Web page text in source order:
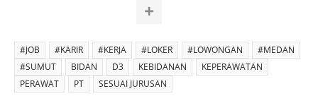
#JOB #KARIR #KERJA #LOKER #LOWONGAN
#MEDAN
#SUMUT
BIDAN D3 KEBIDANAN
KEPERAWATAN
PERAWAT
PT SESUAI JURUSAN